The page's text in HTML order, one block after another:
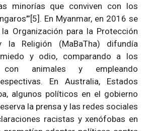
minorías que conviven con los
En Myanmar, en 2016 se
Organización para la Protección
Religión (MaBaTha) difundía
y odio, comparando a los
con animales y empleando
En Australia, Estados
algunos políticos en el gobierno
la prensa y las redes sociales
racistas y xenófobas en